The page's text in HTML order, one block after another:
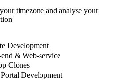
timezone and analyse your
Development
& Web-service
Clones
Development